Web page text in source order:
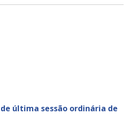
última sessão ordinária de